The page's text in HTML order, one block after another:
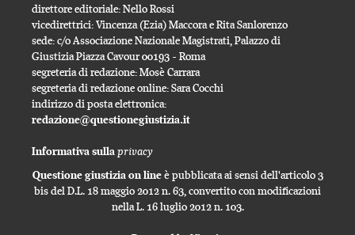
direttore editoriale: Nello Rossi
vicedirettrici: Vincenza (Ezia) Maccora e Rita Sanlorenzo
sede: c/o Associazione Nazionale Magistrati, Palazzo di
Giustizia Piazza Cavour 00193 - Roma
segreteria di redazione: Mosè Carrara
segreteria di redazione online: Sara Cocchi
indirizzo di posta elettronica:
redazione@questionegiustizia.it
Informativa sulla privacy
Questione giustizia on lineè pubblicata ai sensi dell'articolo 3
bis del D.L. 18 maggio 2012 n. 63, convertito con modificazioni
nella L. 16 luglio 2012 n. 103.